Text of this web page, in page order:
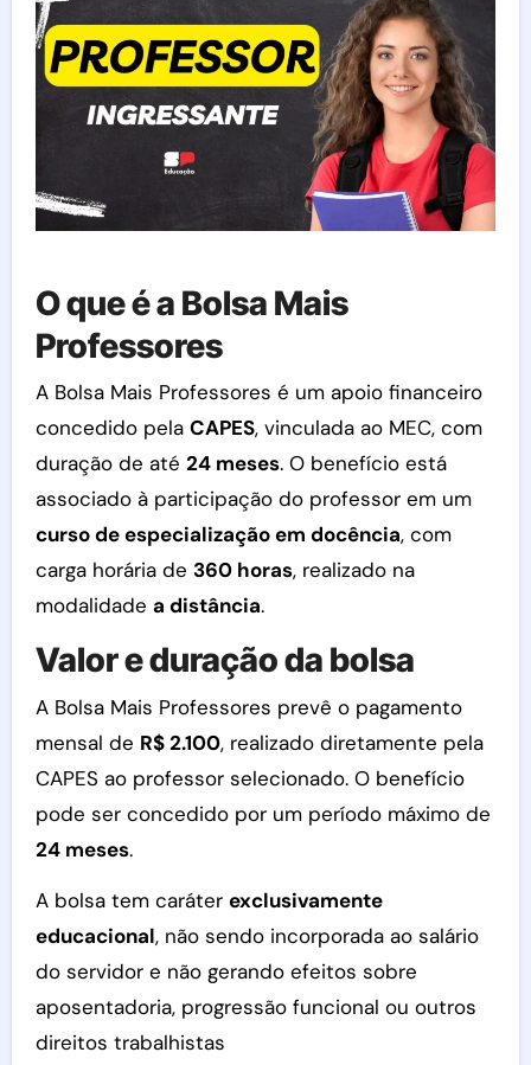
O que é a Bolsa Mais
Professores
A Bolsa Mais Professores é um apoio financeiro
concedido pela CAPES, vinculada ao MEC, com
duração de até 24 meses. O benefício está
associado à participação do professor em um
curso de especialização em docência, com
carga horária de 360 horas, realizado na
modalidade a distância.
Valor e duração da bolsa
A Bolsa Mais Professores prevê o pagamento
mensal de R$ 2.100, realizado diretamente pela
CAPES ao professor selecionado. O benefício
pode ser concedido por um período máximo de
24 meses.
A bolsa tem caráter exclusivamente
educacional, não sendo incorporada ao salário
do servidor e não gerando efeitos sobre
aposentadoria, progressão funcional ou outros
direitos trabalhistas